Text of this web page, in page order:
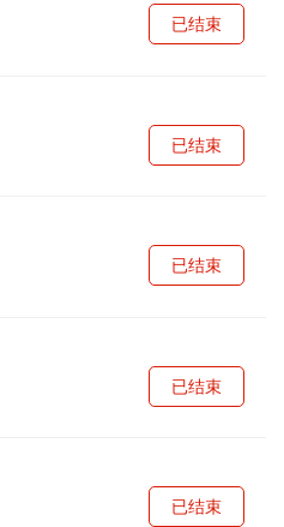
已结束
已结束
已结束
已结束
已结束